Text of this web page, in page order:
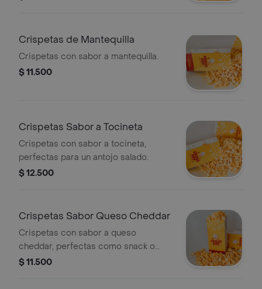
Crispetas de Mantequilla
Crispetas con sabor a mantequilla.
$ 11.500
Crispetas Sabor a Tocineta
Crispetas con sabor a tocineta,
perfectas para un antojo salado.
$ 12.500
Crispetas Sabor Queso Cheddar
Crispetas con sabor a queso
cheddar, perfectas como snack o
acompañamiento.
$ 11.500